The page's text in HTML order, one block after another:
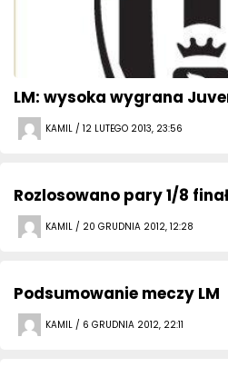
LM: wysoka wygrana
KAMIL / 12 LUTEGO 2013, 23:56
Rozlosowano pary 1/8
KAMIL / 20 GRUDNIA 2012, 12:28
Podsumowanie meczy LM
KAMIL / 6 GRUDNIA 2012, 22:11